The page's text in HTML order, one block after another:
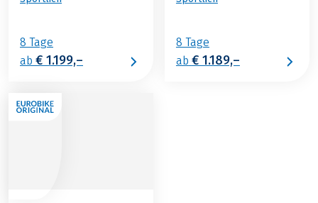
8 Tage
ab € 1.199,–
8 Tage
ab € 1.189,–